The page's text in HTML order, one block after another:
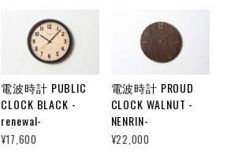
電波時計 PUBLIC
CLOCK BLACK -
renewal-
¥17,600
電波時計 PROUD
CLOCK WALNUT -
NENRIN-
¥22,000